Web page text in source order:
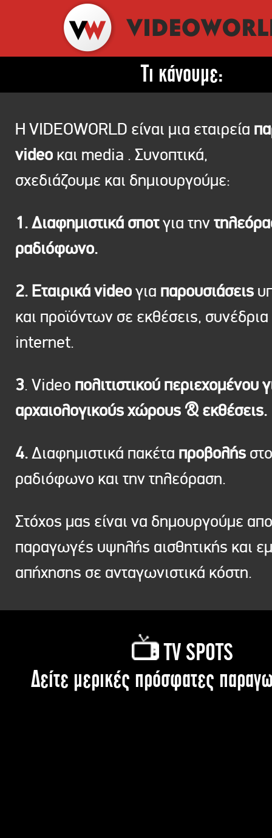
Τι κάνουμε:
Η VIDEOWORLD είναι μια εταιρεία
video και media . Συνοπτικά,
σχεδιάζουμε και δημιουργούμε:
1. Διαφημιστικά σποτγια την
ραδιόφωνο.
2. Εταιρικά videoγια παρουσιάσεις
και προϊόντων σε εκθέσεις, συνέδρια
internet.
3. Video πολιτιστικού περιεχομένου
αρχαιολογικούς χώρους & εκθέσεις.
4.Διαφημιστικά πακέτα προβολής στο
ραδιόφωνο και την τηλεόραση.
Στόχος μας είναι να δημουργούμε
παραγωγές υψηλής αισθητικής και
απήχησης σε ανταγωνιστικά κόστη.
TV SPOTS
Δείτε μερικές πρόσφατες